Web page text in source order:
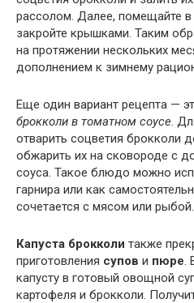
рассолом. Далее, помещайте в
закройте крышками. Таким
на протяжении нескольких
дополнением к зимнему
Еще один вариант рецепта —
брокколи в томатном соусе.
отварить соцветия брокколи
обжарить их на сковороде с
соуса. Такое блюдо можно
гарнира или как
сочетается с мясом или рыбой.
Капуста брокколи также
приготовления супов и пюре.
капусту в готовый овощной
картофеля и брокколи.